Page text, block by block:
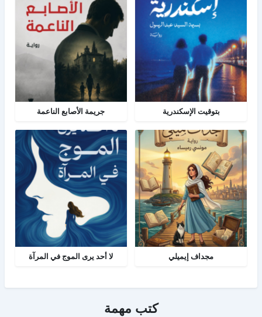
بتوقيت الإسكندرية جريمة الأصابع الناعمة
مجداف إيميلي لا أحد يرى الموج في المرآة
كتب مهمة